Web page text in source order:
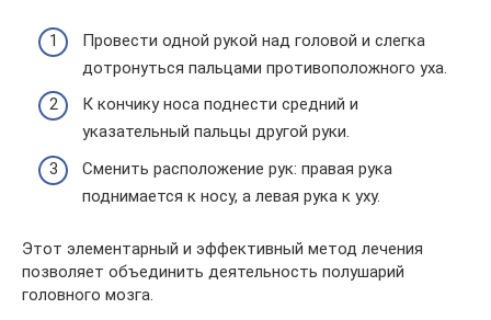
Провести одной рукой над головой и слегка
дотронуться пальцами противоположного уха.
К кончику носа поднести средний и
указательный пальцы другой руки.
Сменить расположение рук: правая рука
поднимается к носу, а левая рука к уху.
Этот элементарный и эффективный метод лечения
позволяет объединить деятельность полушарий
головного мозга.